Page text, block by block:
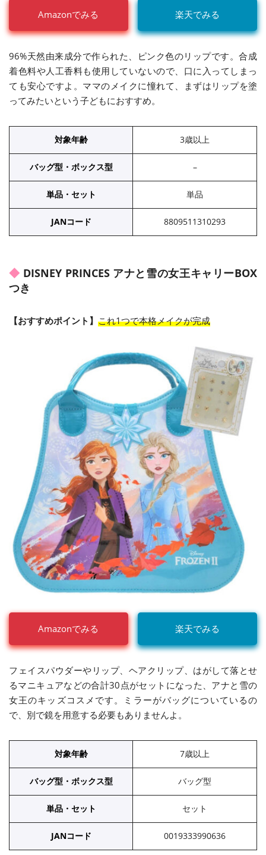
Amazonでみる 楽天でみる
96%天然由来成分で作られた、ピンク色のリップです。合成
着色料や人工香料も使用していないので、口に入ってしまっ
ても安心ですよ。ママのメイクに憧れて、まずはリップを塗
ってみたいという子どもにおすすめ。
対象年齢 3歳以上
バッグ型・ボックス型 –
単品・セット 単品
JANコード 8809511310293
DISNEY PRINCES アナと雪の女王キャリーBOX
つき
【おすすめポイント】 これ1つで本格メイクが完成
Amazonでみる 楽天でみる
フェイスパウダーやリップ、ヘアクリップ、はがして落とせ
るマニキュアなどの合計30点がセットになった、アナと雪の
女王のキッズコスメです。ミラーがバッグについているの
で、別で鏡を用意する必要もありませんよ。
対象年齢 7歳以上
バッグ型・ボックス型 バッグ型
単品・セット セット
JANコード 0019333990636